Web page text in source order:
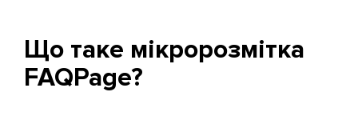
Що таке мікророзмітка
FAQPage?